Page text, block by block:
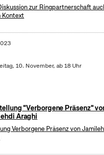
zur Ringpartnerschaft
Kontext
10. November, ab 18 Uhr
"Verborgene Präsenz"
Araghi
Verborgene Präsenz von Jamileh